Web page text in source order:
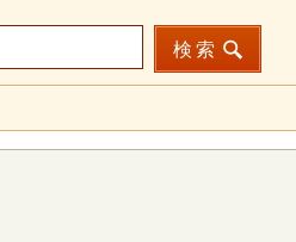
検索